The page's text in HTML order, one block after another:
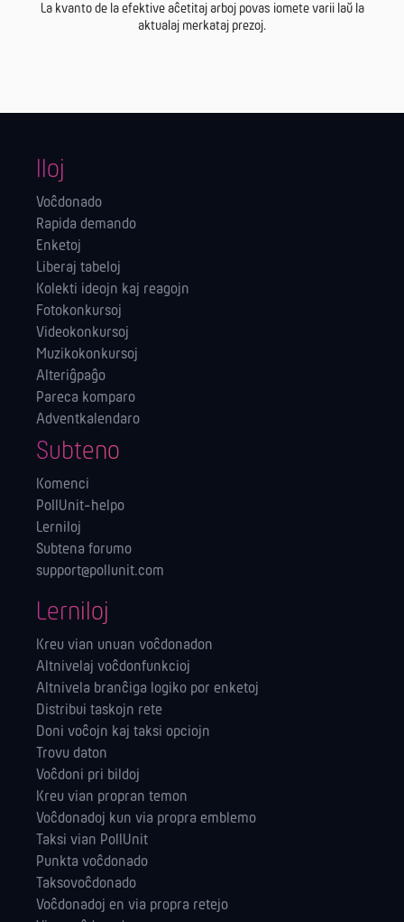
La kvanto de la efektive aĉetitaj arboj povas iomete varii laŭ la
aktualaj merkataj prezoj.
Iloj
Voĉdonado
Rapida demando
Enketoj
Liberaj tabeloj
Kolekti ideojn kaj reagojn
Fotokonkursoj
Videokonkursoj
Muzikokonkursoj
Alteriĝpaĝo
Pareca komparo
Adventkalendaro
Subteno
Komenci
PollUnit-helpo
Lerniloj
Subtena forumo
support@pollunit.com
Lerniloj
Kreu vian unuan voĉdonadon
Altnivelaj voĉdonfunkcioj
Altnivela branĉiga logiko por enketoj
Distribui taskojn rete
Doni voĉojn kaj taksi opciojn
Trovu daton
Voĉdoni pri bildoj
Kreu vian propran temon
Voĉdonadoj kun via propra emblemo
Taksi vian PollUnit
Punkta voĉdonado
Taksovoĉdonado
Voĉdonadoj en via propra retejo